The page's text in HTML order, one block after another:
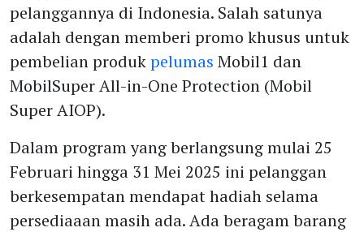
pelanggannya di Indonesia. Salah satunya
adalah dengan memberi promo khusus untuk
pembelian produkpelumas Mobil1 dan
MobilSuper All-in-One Protection (Mobil
Super AIOP).
Dalam program yang berlangsung mulai 25
Februari hingga 31 Mei 2025 ini pelanggan
berkesempatan mendapat hadiah selama
persediaaan masih ada. Ada beragam barang